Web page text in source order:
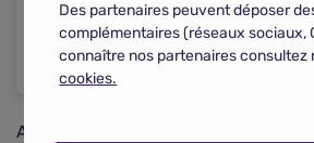
Avant toute souscription d'une
Des partenaires peuvent déposer
complémentaires (réseaux sociaux,
connaître nos partenaires consultez
cookies.